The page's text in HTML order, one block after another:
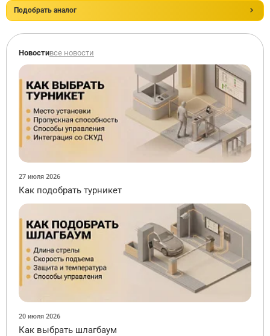
Подобрать аналог
Новостивсе новости
27 июля 2026
Как подобрать турникет
20 июля 2026
Как выбрать шлагбаум